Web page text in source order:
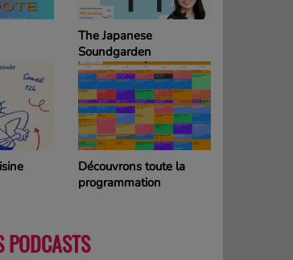
la
La Grille des
programmes
DIMANCHE
La Grille des
programmes SAMEDI
PODCASTS